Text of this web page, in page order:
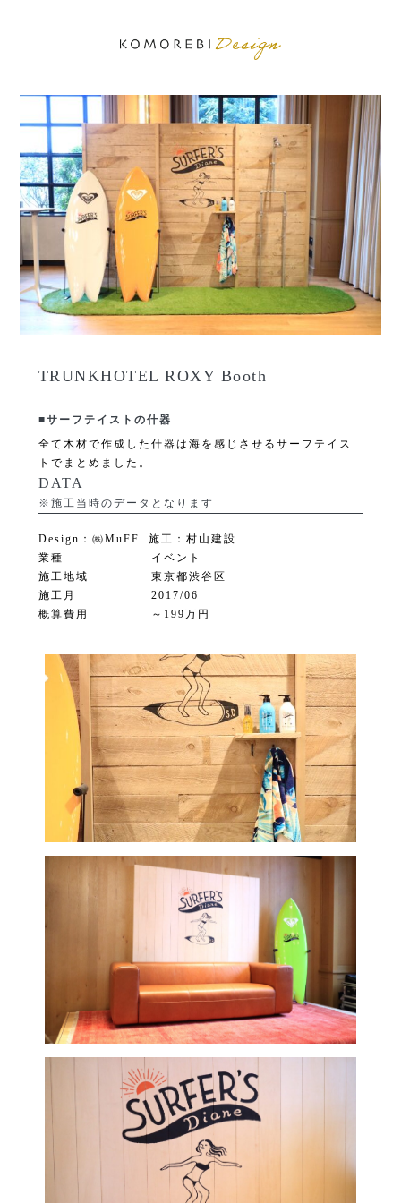
TRUNKHOTEL ROXY Booth
■サーフテイストの什器
全て木材で作成した什器は海を感じさせるサーフテイス
トでまとめました。
DATA
※施工当時のデータとなります
Design：㈱MuFF 施工：村山建設
業種
イベント
施工地域
東京都渋谷区
施工月
2017/06
概算費用
～199万円